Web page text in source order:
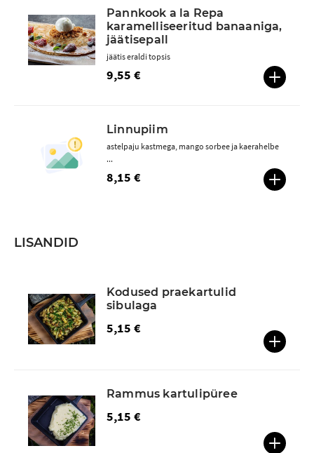
Pannkook a la Repa
karamelliseeritud banaaniga,
jäätisepall
9,55 €
jäätis eraldi topsis
Linnupiim
8,15 €
astelpaju kastmega, mango sorbee ja kaerahelbe
...
LISANDID
Kodused praekartulid
sibulaga
5,15 €
Rammus kartulipüree
5,15 €